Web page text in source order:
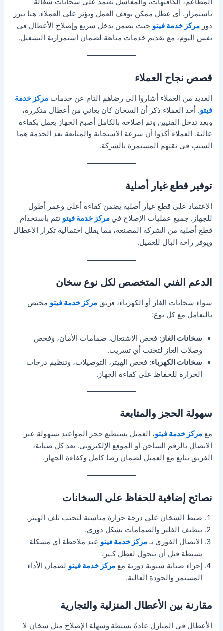
المطاعم، الكافيهات، والمغاسل تعتمد على سخانات شغالة
باستمرار. أي عطل ممكن يوقف العمل ويؤثر على العملاء. هنا يبرز
دورمركز خدمة فيتو حيث يضمن تدخل سريع وإصلاح الأعطال في
نفس اليوم، مع تقديم خدمات متابعة لضمان استمرارية التشغيل.
قصص نجاح العملاء
العديد من العملاء أشاروا إلى رضاهم التام عن خدماتمركز خدمة
فيتو. أحد العملاء ذكر أن السخان كان يعاني من أعطال متكررة،
وبعد تدخل الفنيين وتم إصلاحه بالكامل أصبح الجهاز يعمل بكفاءة
عالية. العملاء أكدوا أن سرعة الاستجابة والمتابعة بعد الخدمة هما
السبب في ثقتهم المستمرة بالشركة.
توفير قطع غيار أصلية
الاعتماد على قطع غيار أصلية يضمن كفاءة أعلى وعمر أطول
للجهاز. جميع عمليات الإصلاح فيمركز خدمة فيتو تتم باستخدام
قطع أصلية من الشركة المصنعة، مما يقلل احتمالية تكرار الأعطال
ويوفر راحة البال للعميل.
الدعم الفني المتخصص لكل نوع سخان
سواء سخانات الغاز أو الكهرباء، فريقمركز خدمة فيتو مختص
بالتعامل مع كل نوع:
سخانات الغاز : فحص الاشتعال، صمامات الأمان، وفحص
وصلات الغاز لتجنب أي تسريب.
سخانات الكهرباء: فحص الهيتر، التوصيلات، وتنظيم درجات
الحرارة للحفاظ على كفاءة الجهاز.
سهولة الحجز والمتابعة
معمركز خدمة فيتو، العميل يستطيع حجز المواعيد بسهولة عبر
الاتصال بالرقم الساخن أو الموقع الإلكتروني. بعد كل صيانة،
الفريق يتابع مع العميل لضمان رضا كامل وكفاءة الجهاز.
نصائح إضافية للحفاظ على السخانات
ضبط السخان على درجة حرارة مناسبة لتجنب تلف الهيتر.
تنظيف الفلتر والصمامات بشكل دوري.
الاتصال الفوري بـمركز خدمة فيتو عند ملاحظة أي مشكلة
بسيطة قبل أن تتحول لعطل كبير.
إجراء صيانة سنوية دورية معمركز خدمة فيتو لضمان الأداء
المستمر والجودة العالية.
مقارنة بين الأعطال المنزلية والتجارية
الأعطال في المنازل عادةً بسيطة وسهلة الإصلاح مثل سخان لا